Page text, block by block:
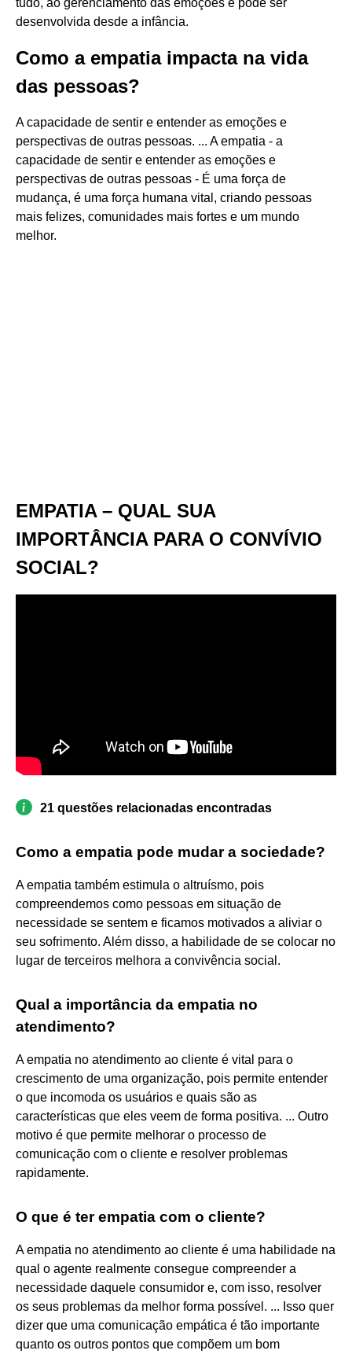
tudo, ao gerenciamento das emoções e pode ser
desenvolvida desde a infância.
Como a empatia impacta na vida
das pessoas?
A capacidade de sentir e entender as emoções e
perspectivas de outras pessoas. ... A empatia - a
capacidade de sentir e entender as emoções e
perspectivas de outras pessoas - É uma força de
mudança, é uma força humana vital, criando pessoas
mais felizes, comunidades mais fortes e um mundo
melhor.
EMPATIA – QUAL SUA
IMPORTÂNCIA PARA O CONVÍVIO
SOCIAL?
21 questões relacionadas encontradas
Como a empatia pode mudar a sociedade?
A empatia também estimula o altruísmo, pois
compreendemos como pessoas em situação de
necessidade se sentem e ficamos motivados a aliviar o
seu sofrimento. Além disso, a habilidade de se colocar no
lugar de terceiros melhora a convivência social.
Qual a importância da empatia no
atendimento?
A empatia no atendimento ao cliente é vital para o
crescimento de uma organização, pois permite entender
o que incomoda os usuários e quais são as
características que eles veem de forma positiva. ... Outro
motivo é que permite melhorar o processo de
comunicação com o cliente e resolver problemas
rapidamente.
O que é ter empatia com o cliente?
A empatia no atendimento ao cliente é uma habilidade na
qual o agente realmente consegue compreender a
necessidade daquele consumidor e, com isso, resolver
os seus problemas da melhor forma possível. ... Isso quer
dizer que uma comunicação empática é tão importante
quanto os outros pontos que compõem um bom